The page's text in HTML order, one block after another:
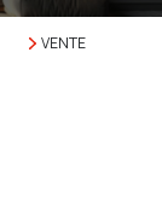
VENTE